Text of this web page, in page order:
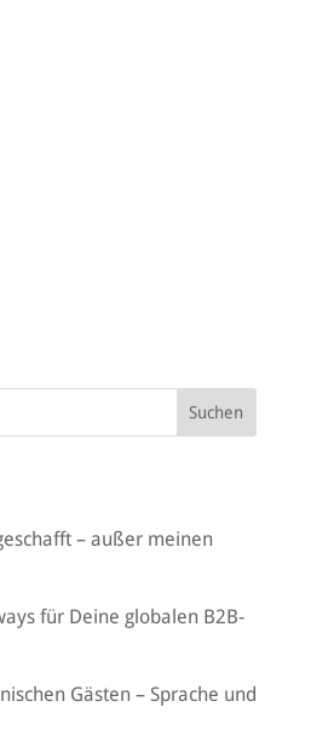
– außer meinen
für Deine globalen B2B-
Gästen – Sprache und